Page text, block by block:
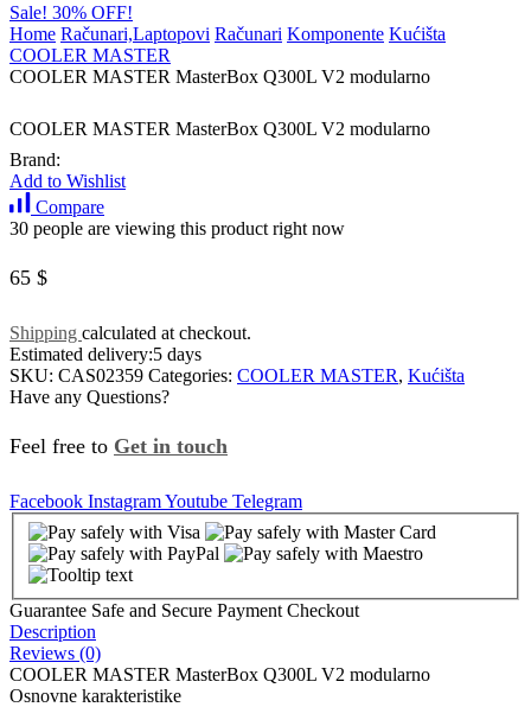
Sale! 30% OFF!
Home Računari,Laptopovi Računari Komponente Kućišta
COOLER MASTER
COOLER MASTER MasterBox Q300L V2 modularno
COOLER MASTER MasterBox Q300L V2 modularno
Brand:
Add to Wishlist
Compare
30 people are viewing this product right now
65 $
Shipping calculated at checkout.
Estimated delivery:5 days
SKU: CAS02359 Categories: COOLER MASTER, Kućišta
Have any Questions?
Feel free to Get in touch
Facebook InstagramYoutube Telegram
Guarantee Safe and Secure Payment Checkout
Description
Reviews (0)
COOLER MASTER MasterBox Q300L V2 modularno
Osnovne karakteristike